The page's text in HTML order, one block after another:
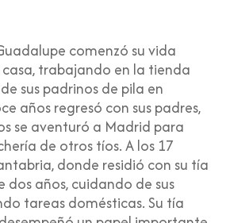
comenzó su vida
trabajando en la tienda
sus padrinos de pila en
años regresó con sus padres,
se aventuró a Madrid para
de otros tíos. A los 17
donde residió con su tía
años, cuidando de sus
tareas domésticas. Su tía